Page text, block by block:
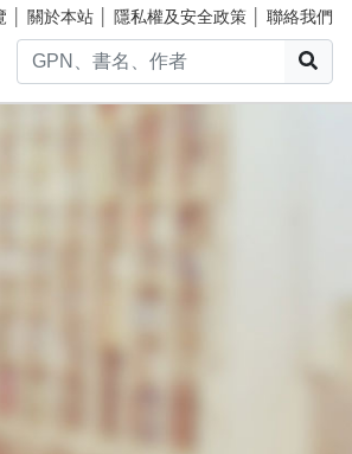
關於本站 隱私權及安全政策 聯絡我們